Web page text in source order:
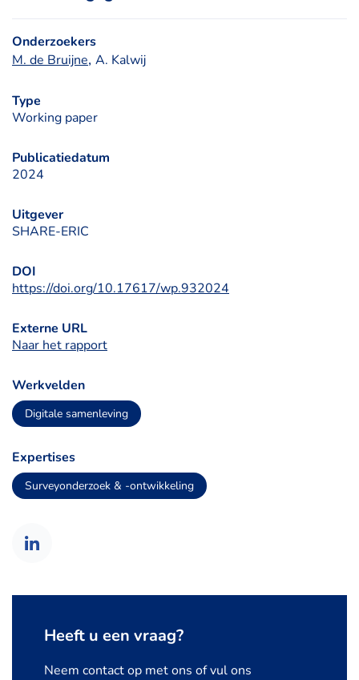
Onderzoekers
M. de Bruijne, A. Kalwij
Type
Working paper
Publicatiedatum
2024
Uitgever
SHARE-ERIC
DOI
https://doi.org/10.17617/wp.932024
Externe URL
Naar het rapport
Werkvelden
Digitale samenleving
Expertises
Surveyonderzoek & -ontwikkeling
Heeft u een vraag?
Neem contact op met ons of vul ons